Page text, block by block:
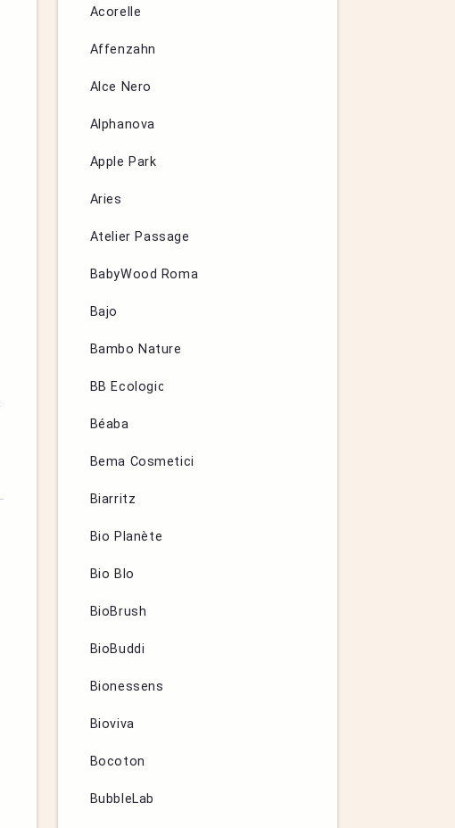
Acorelle
Affenzahn
Alce Nero
Alphanova
Apple Park
Aries
Atelier Passage
BabyWood Roma
Bajo
Bambo Nature
BB Ecologic
Béaba
Bema Cosmetici
Biarritz
Bio Planète
Bio Blo
BioBrush
BioBuddi
Bionessens
Bioviva
Bocoton
BubbleLab